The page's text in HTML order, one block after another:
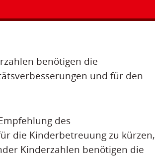
benötigen die
und für den
des
die Kinderbetreuung zu kürzen,
Kinderzahlen benötigen die